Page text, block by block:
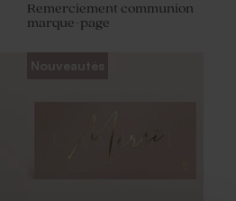
communion vert
Remerciement communion
marque-page
Nouveautés